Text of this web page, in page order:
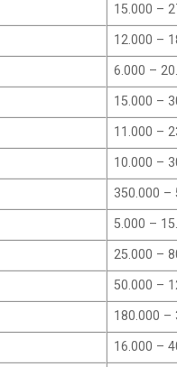
15.000 –
12.000 –
6.000 –
15.000 –
11.000 –
10.000 –
350.000 –
5.000 –
25.000 –
50.000 –
180.000 –
16.000 –